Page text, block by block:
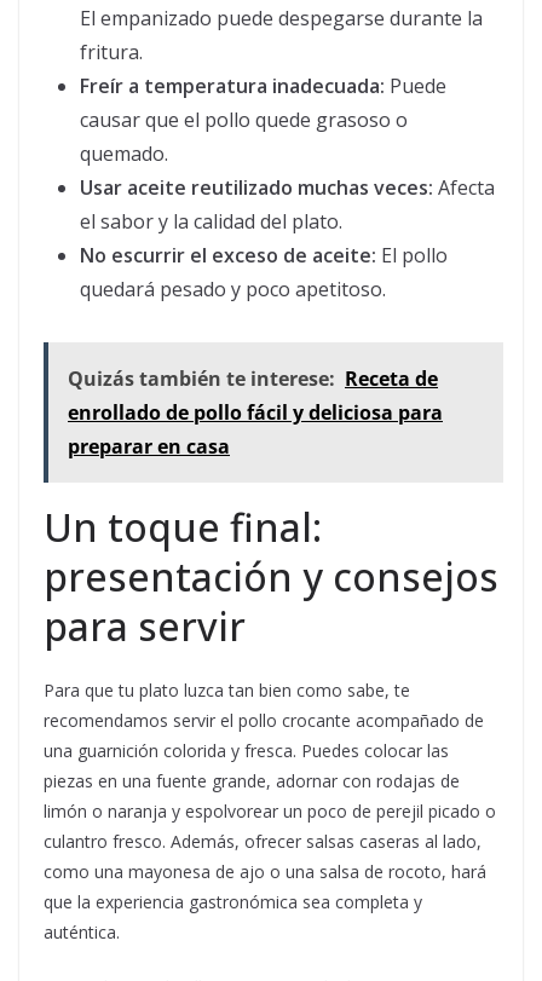
El empanizado puede despegarse durante la
fritura.
Freír a temperatura inadecuada: Puede
causar que el pollo quede grasoso o
quemado.
Usar aceite reutilizado muchas veces: Afecta
el sabor y la calidad del plato.
No escurrir el exceso de aceite: El pollo
quedará pesado y poco apetitoso.
Quizás también te interese: Receta de
enrollado de pollo fácil y deliciosa para
preparar en casa
Un toque final:
presentación y consejos
para servir
Para que tu plato luzca tan bien como sabe, te
recomendamos servir el pollo crocante acompañado de
una guarnición colorida y fresca. Puedes colocar las
piezas en una fuente grande, adornar con rodajas de
limón o naranja y espolvorear un poco de perejil picado o
culantro fresco. Además, ofrecer salsas caseras al lado,
como una mayonesa de ajo o una salsa de rocoto, hará
que la experiencia gastronómica sea completa y
auténtica.